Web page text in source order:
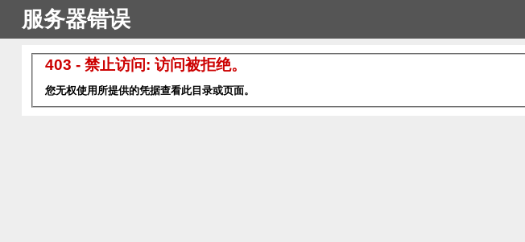
服务器错误
403 - 禁止访问: 访问被拒绝。
您无权使用所提供的凭据查看此目录或页面。